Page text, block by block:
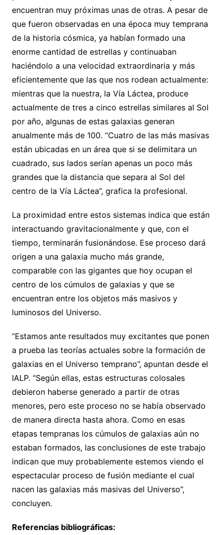
encuentran muy próximas unas de otras. A pesar de
que fueron observadas en una época muy temprana
de la historia cósmica, ya habían formado una
enorme cantidad de estrellas y continuaban
haciéndolo a una velocidad extraordinaria y más
eficientemente que las que nos rodean actualmente:
mientras que la nuestra, la Vía Láctea, produce
actualmente de tres a cinco estrellas similares al Sol
por año, algunas de estas galaxias generan
anualmente más de 100. “Cuatro de las más masivas
están ubicadas en un área que si se delimitara un
cuadrado, sus lados serían apenas un poco más
grandes que la distancia que separa al Sol del
centro de la Vía Láctea”, grafica la profesional.
La proximidad entre estos sistemas indica que están
interactuando gravitacionalmente y que, con el
tiempo, terminarán fusionándose. Ese proceso dará
origen a una galaxia mucho más grande,
comparable con las gigantes que hoy ocupan el
centro de los cúmulos de galaxias y que se
encuentran entre los objetos más masivos y
luminosos del Universo.
“Estamos ante resultados muy excitantes que ponen
a prueba las teorías actuales sobre la formación de
galaxias en el Universo temprano”, apuntan desde el
IALP. “Según ellas, estas estructuras colosales
debieron haberse generado a partir de otras
menores, pero este proceso no se había observado
de manera directa hasta ahora. Como en esas
etapas tempranas los cúmulos de galaxias aún no
estaban formados, las conclusiones de este trabajo
indican que muy probablemente estemos viendo el
espectacular proceso de fusión mediante el cual
nacen las galaxias más masivas del Universo”,
concluyen.
Referencias bibliográficas: